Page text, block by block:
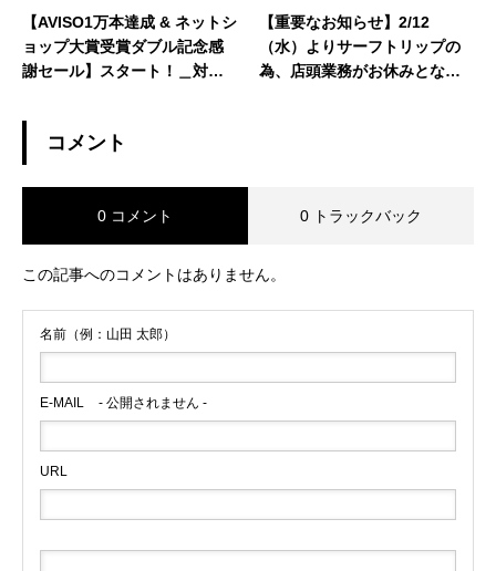
【AVISO1万本達成 & ネットシ
ョップ大賞受賞ダブル記念感
謝セール】スタート！＿対象
【重要なお知らせ】2/12
（水）よりサーフトリップの
為、店頭業務がお休みとなり
コメント
0 コメント 0 トラックバック
この記事へのコメントはありません。
名前（例：山田 太郎）
E-MAIL - 公開されません -
URL